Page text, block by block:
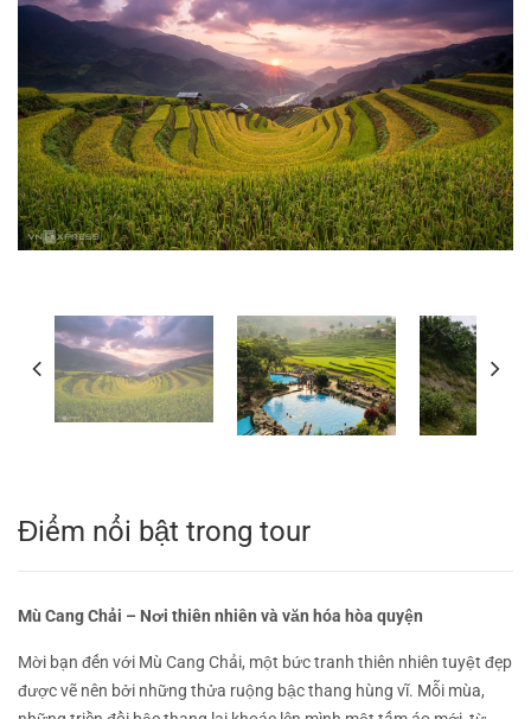
Điểm nổi bật trong tour
Mù Cang Chải – Nơi thiên nhiên và văn hóa hòa quyện
Mời bạn đến với Mù Cang Chải, một bức tranh thiên nhiên tuyệt đẹp
được vẽ nên bởi những thửa ruộng bậc thang hùng vĩ. Mỗi mùa,